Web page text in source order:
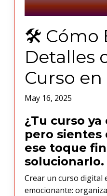
🛠️ Cómo
Detalles
Curso en
May 16, 2025
¿Tu curso
pero sientes
ese toque
solucionarlo.
Crear un curso digital
emocionante: